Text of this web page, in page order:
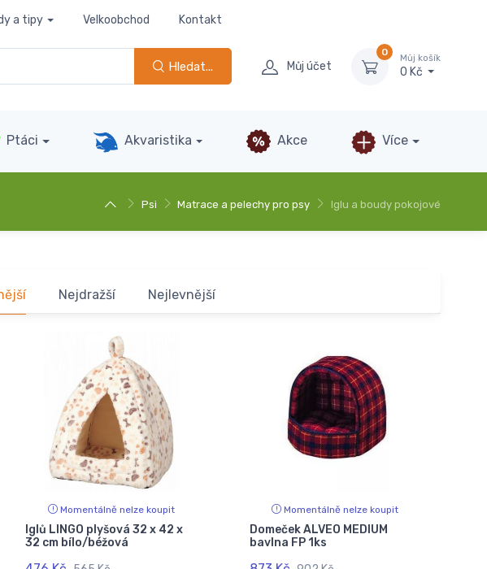
a tipy Velkoobchod Kontakt
Hledat... Můj účet
0
Můj košík
0 Kč
Ptáci Akvaristika Akce Více
Psi Matrace a pelechy pro psy Iglu a boudy pokojové
Nejdražší Nejlevnější
Momentálně nelze koupit
Iglů LINGO plyšová 32 x 42 x
32 cm bílo/béžová
Momentálně nelze koupit
Domeček ALVEO MEDIUM
bavlna FP 1ks